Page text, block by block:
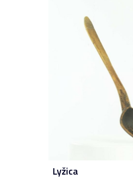
Lyžica